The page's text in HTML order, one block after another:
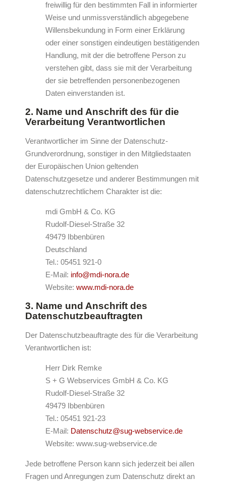
freiwillig für den bestimmten Fall in informierter
Weise und unmissverständlich abgegebene
Willensbekundung in Form einer Erklärung
oder einer sonstigen eindeutigen bestätigenden
Handlung, mit der die betroffene Person zu
verstehen gibt, dass sie mit der Verarbeitung
der sie betreffenden personenbezogenen
Daten einverstanden ist.
2. Name und Anschrift des für die
Verarbeitung Verantwortlichen
Verantwortlicher im Sinne der Datenschutz-
Grundverordnung, sonstiger in den Mitgliedstaaten
der Europäischen Union geltenden
Datenschutzgesetze und anderer Bestimmungen mit
datenschutzrechtlichem Charakter ist die:
mdi GmbH & Co. KG
Rudolf-Diesel-Straße 32
49479 Ibbenbüren
Deutschland
Tel.: 05451 921-0
E-Mail: info@mdi-nora.de
Website: www.mdi-nora.de
3. Name und Anschrift des
Datenschutzbeauftragten
Der Datenschutzbeauftragte des für die Verarbeitung
Verantwortlichen ist:
Herr Dirk Remke
S + G Webservices GmbH & Co. KG
Rudolf-Diesel-Straße 32
49479 Ibbenbüren
Tel.: 05451 921-23
E-Mail: Datenschutz@sug-webservice.de
Website: www.sug-webservice.de
Jede betroffene Person kann sich jederzeit bei allen
Fragen und Anregungen zum Datenschutz direkt an